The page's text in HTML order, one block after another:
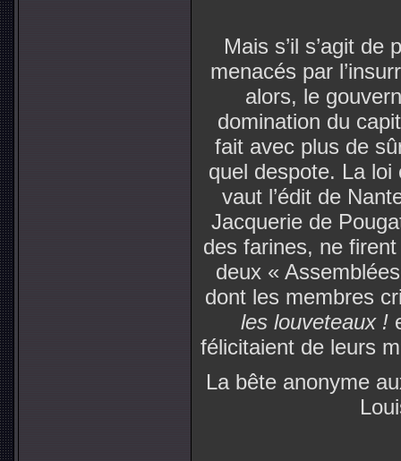
Mais s’il s’agit
menacés par
alors, le
domination du
fait avec plus de
quel despote. La
vaut l’édit de
Jacquerie de
des farines, ne
deux «
dont les membres
les louveteaux !
félicitaient de leurs
La bête anonyme